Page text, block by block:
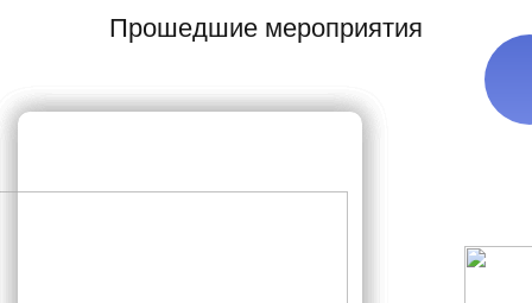
Прошедшие мероприятия